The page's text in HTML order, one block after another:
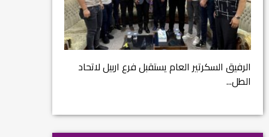
الرفيق السكرتير العام يستقبل فرع اربيل لاتحاد
الطل...